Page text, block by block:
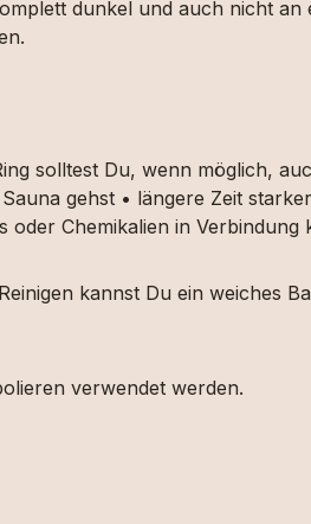
dunkel und auch nicht
solltest Du, wenn möglich,
gehst • längere Zeit
Chemikalien in Verbindung
kannst Du ein weiches
verwendet werden.